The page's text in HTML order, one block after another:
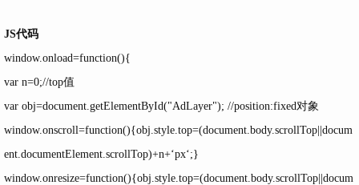
JS代码
window.onload=function(){
var n=0;//top值
var obj=document.getElementById("AdLayer"); //position:fixed对象
window.onscroll=function(){obj.style.top=(document.body.scrollTop||docum
ent.documentElement.scrollTop)+n+‘px‘;}
window.onresize=function(){obj.style.top=(document.body.scrollTop||docum